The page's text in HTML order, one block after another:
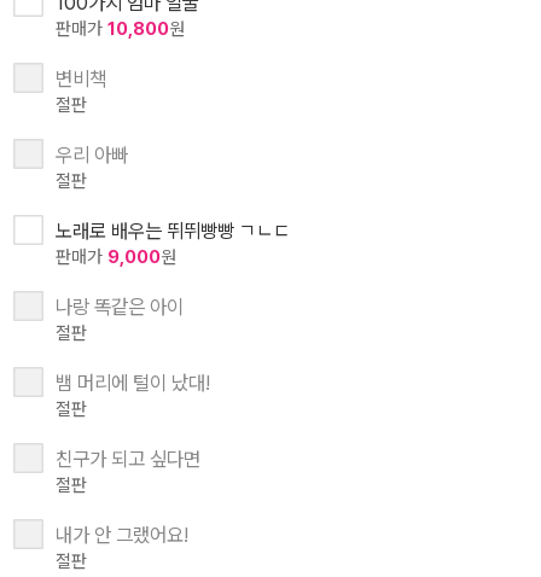
판매가 10,800원
변비책
절판
우리 아빠
절판
노래로 배우는 뛰뛰빵빵 ㄱㄴㄷ
판매가 9,000원
나랑 똑같은 아이
절판
뱀 머리에 털이 났대!
절판
친구가 되고 싶다면
절판
내가 안 그랬어요!
절판